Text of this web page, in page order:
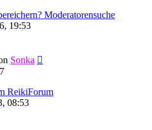
Moderatorensuche
19:53
Sonka
ReikiForum
08:53